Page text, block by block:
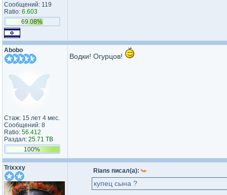
Сообщений: 119
Ratio: 6.603
69.08%
Abobo
Стаж: 15 лет 4 мес.
Сообщений: 8
Ratio: 56.412
Раздал: 25.71 TB
100%
Водки! Огурцов!
Trixxxy Rians писал(а):
купец сына ?